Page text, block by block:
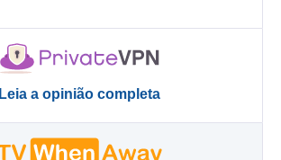
Leia a opinião completa